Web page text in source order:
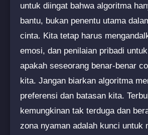
untuk diingat bahwa algoritma
bantu, bukan penentu utama
cinta. Kita tetap harus
emosi, dan penilaian pribadi
apakah seseorang benar-benar
kita. Jangan biarkan algoritma
preferensi dan batasan kita.
kemungkinan tak terduga dan
zona nyaman adalah kunci untuk